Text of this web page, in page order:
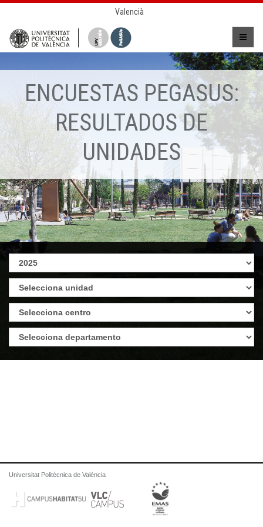
Valencià
ENCUESTAS PEGASUS:
RESULTADOS DE
UNIDADES
Universitat Politècnica de València